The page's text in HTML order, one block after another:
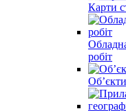
Карти
робіт